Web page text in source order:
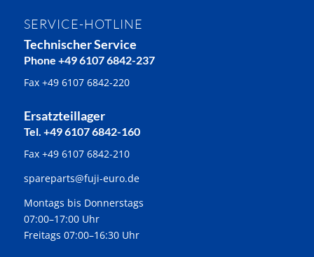
SERVICE-HOTLINE
Technischer Service
Phone +49 6107 6842-237
Fax +49 6107 6842-220
Ersatzteillager
Tel. +49 6107 6842-160
Fax +49 6107 6842-210
spareparts@fuji-euro.de
Montags bis Donnerstags
07:00–17:00 Uhr
Freitags 07:00–16:30 Uhr